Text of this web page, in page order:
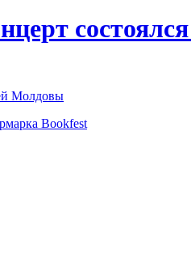
Молдовы
Bookfest